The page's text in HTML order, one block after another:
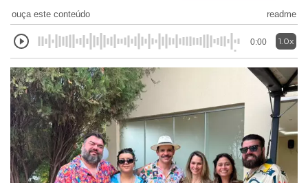
ouça este conteúdo readme
0:00 1.0x